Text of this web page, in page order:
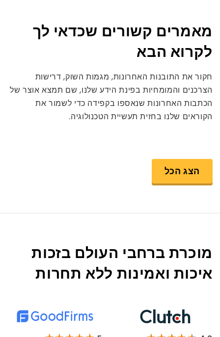
מאמרים קשורים שכדאי לך
לקרוא הבא
חקור את התובנות האחרונות, מגמות השוק, דרישות
הצרכנים והמומחיות בפינת הידע שלנו, שם תמצא אוצר של
הכתבות האחרונות שנאספו בקפידה כדי לשמור את
הקוראים שלנו בחזית תעשיית הטכנולוגיה.
הצג הכל
מוכרת ברחבי העולם בזכות
איכות ואמינות ללא תחרות